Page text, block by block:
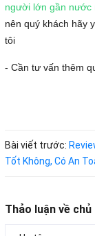
người lớn gần nước
nên quý khách hãy
tôi
- Cần tư vấn thêm
Bài viết trước:
Tốt Không, Có An
Thảo luận về chủ